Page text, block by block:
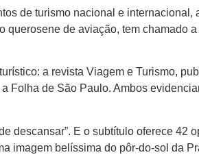
de turismo nacional e internacional,
de aviação, tem chamado
a revista Viagem e Turismo,
Folha de São Paulo. Ambos
descansar”. E o subtítulo oferece 42
imagem belíssima do pôr-do-sol da